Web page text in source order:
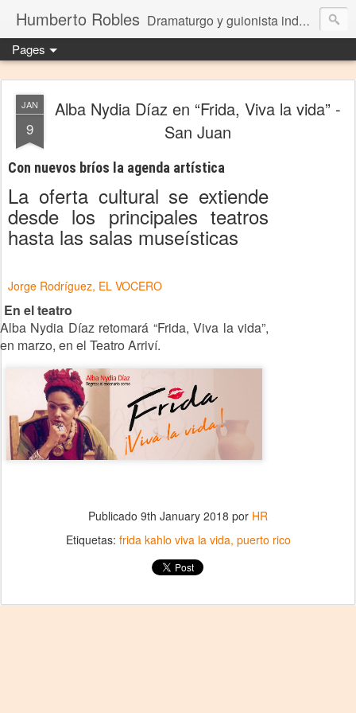
Humberto Robles Dramaturgo y guionista independiente
Pages
JAN
9
Alba Nydia Díaz en “Frida, Viva la vida” -
San Juan
Con nuevos bríos la agenda artística
La oferta cultural se extiende
desde los principales teatros
hasta las salas museísticas
Jorge Rodríguez, EL VOCERO
En el teatro
Alba Nydia Díaz retomará “Frida, Viva la vida”,
en marzo, en el Teatro Arriví.
Publicado 9th January 2018 por HR
Etiquetas: frida kahlo viva la vida puerto rico